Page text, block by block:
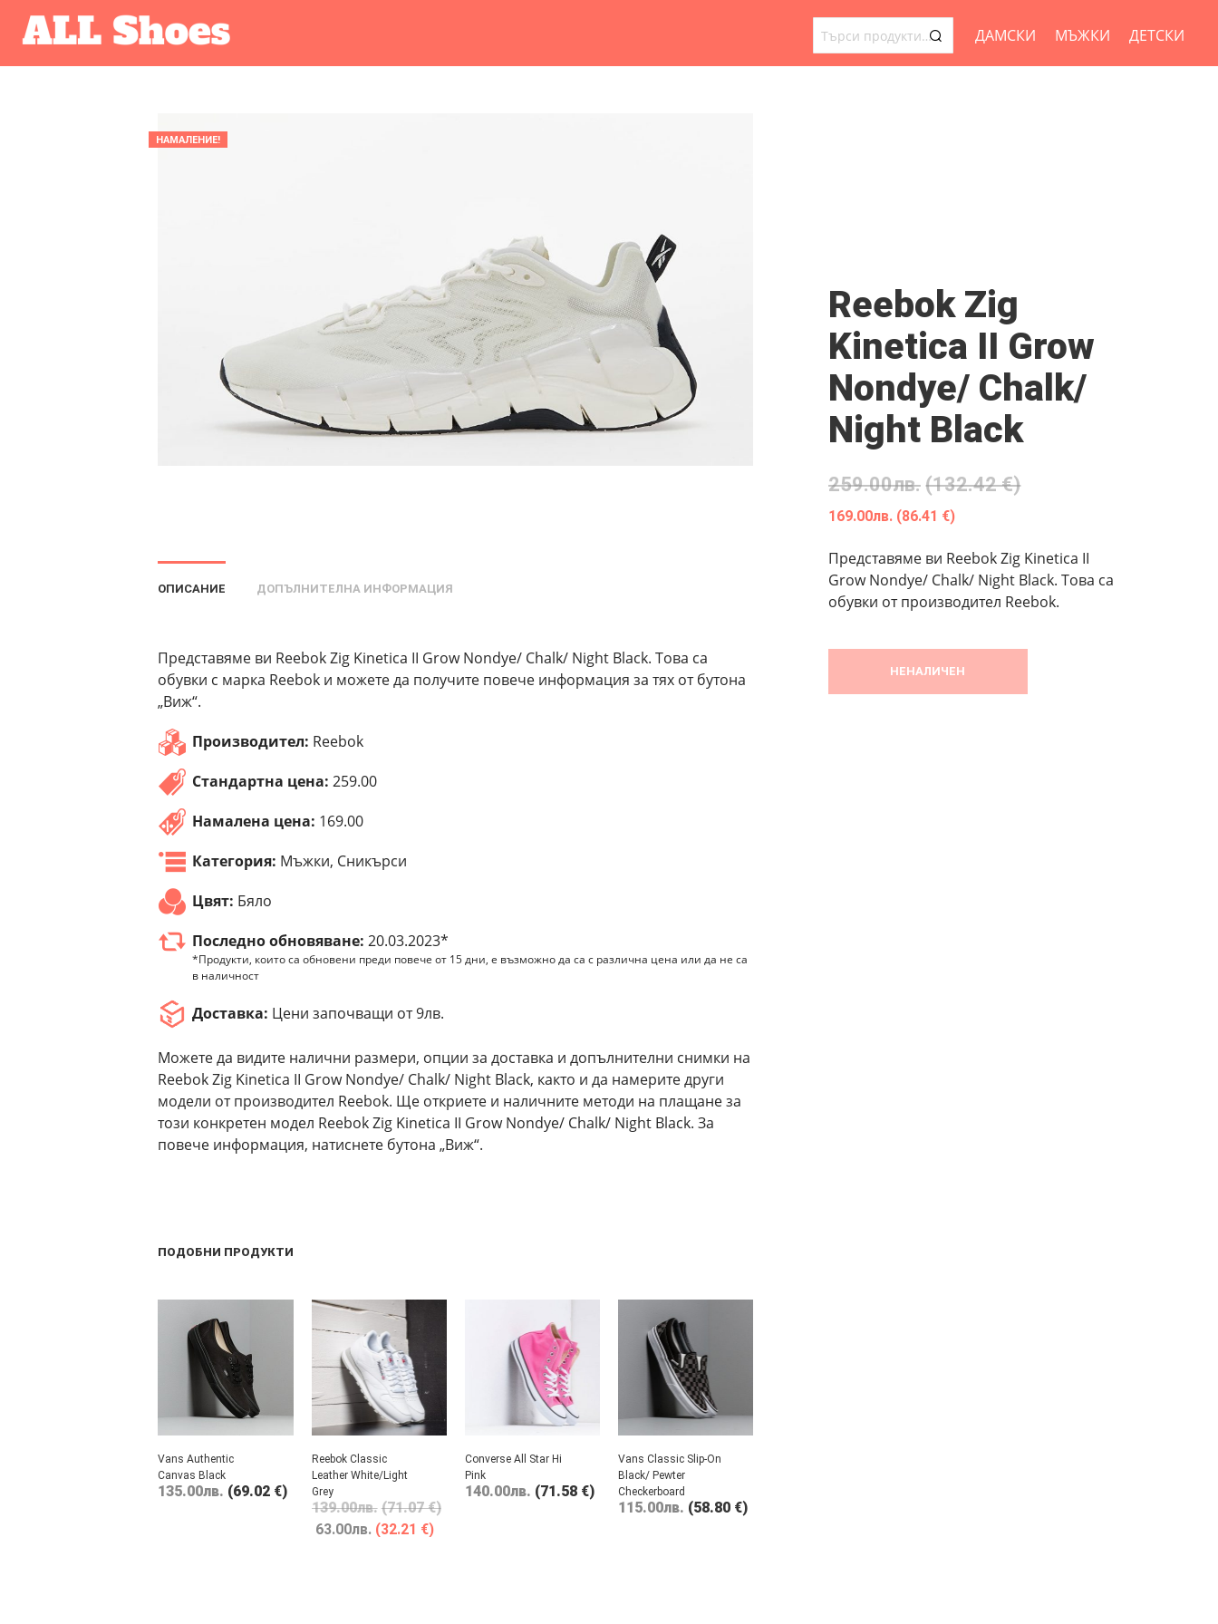
ТЪРСЕНЕ
ДАМСКИ МЪЖКИ ДЕТСКИ
НАМАЛЕНИЕ!
Reebok Zig
Kinetica II Grow
Nondye/ Chalk/
Night Black
259.00лв. (132.42 €)
169.00лв. (86.41 €)
Представяме ви Reebok Zig Kinetica II
Grow Nondye/ Chalk/ Night Black. Това са
обувки от производител Reebok.
НЕНАЛИЧЕН
ОПИСАНИЕ ДОПЪЛНИТЕЛНА ИНФОРМАЦИЯ
Представяме ви Reebok Zig Kinetica II Grow Nondye/ Chalk/ Night Black. Това са
обувки с марка Reebok и можете да получите повече информация за тях от бутона
„Виж“.
Производител: Reebok
Стандартна цена: 259.00
Намалена цена: 169.00
Категория: Мъжки, Сникърси
Цвят: Бяло
Последно обновяване: 20.03.2023*
*Продукти, които са обновени преди повече от 15 дни, е възможно да са с различна цена или да не са
в наличност
Доставка: Цени започващи от 9лв.
Можете да видите налични размери, опции за доставка и допълнителни снимки на
Reebok Zig Kinetica II Grow Nondye/ Chalk/ Night Black, както и да намерите други
модели от производител Reebok. Ще откриете и наличните методи на плащане за
този конкретен модел Reebok Zig Kinetica II Grow Nondye/ Chalk/ Night Black. За
повече информация, натиснете бутона „Виж“.
ПОДОБНИ ПРОДУКТИ
Vans Authentic
Canvas Black
135.00лв. (69.02 €)
Reebok Classic
Leather White/Light
Grey
139.00лв. (71.07 €)
63.00лв. (32.21 €)
Converse All Star Hi
Pink
140.00лв. (71.58 €)
Vans Classic Slip-On
Black/ Pewter
Checkerboard
115.00лв. (58.80 €)